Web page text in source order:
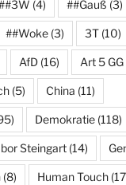
(4) ##Gauß (3)
##Woke(3) 3T(10)
AfD(16) Art 5 GG
(5) China (11)
Demokratie(118)
Steingart(14)
(8) Human Touch